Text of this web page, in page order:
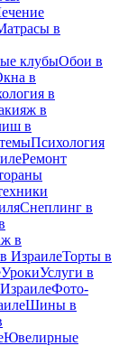
в
клубыОбои в
в
в
в
в
Психология
Ремонт
Снеплинг в
в
ИзраилеТорты в
УрокиУслуги в
Фото-
Шины в
Ювелирные